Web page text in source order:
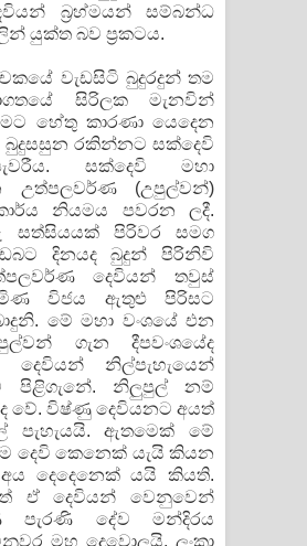
බ්‍රහ්මයන් සම්බන්ධ
යුක්ත බව ප්‍රකටය.
වැඩසිටි බුදුරදුන් තම
සිරිලක මැනවින්
හේතු කාරණා යෙදෙන
බුදුසසුන රකින්නට සක්දෙවි
සක්දෙවි මහා
උත්පලවර්ණ (උපුල්වන්)
නියමය පවරන ලදී.
සත්සියයක් පිරිවර සමග
දිනයද බුදුන් පිරිනිවි
දෙවියන් තවුස්
විජය ඇතුළු පිරිසට
මේ මහා වංශයේ එන
ගැන දීපවංශයේද
දෙවියන් නිල්පැහැයෙන්
පිළිගැනේ. නිලුපුල් නම්
වේ. විෂ්ණු දෙවියනට අයත්
පැහැයයි. ඇතමෙක් මේ
දෙවි කෙනෙක් යැයි කියන
දෙදෙනෙක් යයි කියති.
ඒ දෙවියන් වෙනුවෙන්
පැරණි දේව මන්දිරය
මහ දෙවොලයි. ලංකා